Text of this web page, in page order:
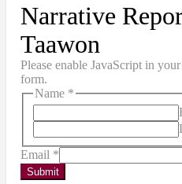
Narrative
Taawon
Please enable JavaScript in
form.
Name *
Email *
Submit